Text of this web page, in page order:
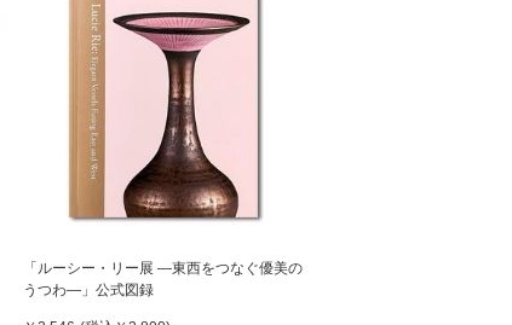
「ルーシー・リー展 ―東西をつなぐ優美の
うつわ―」公式図録